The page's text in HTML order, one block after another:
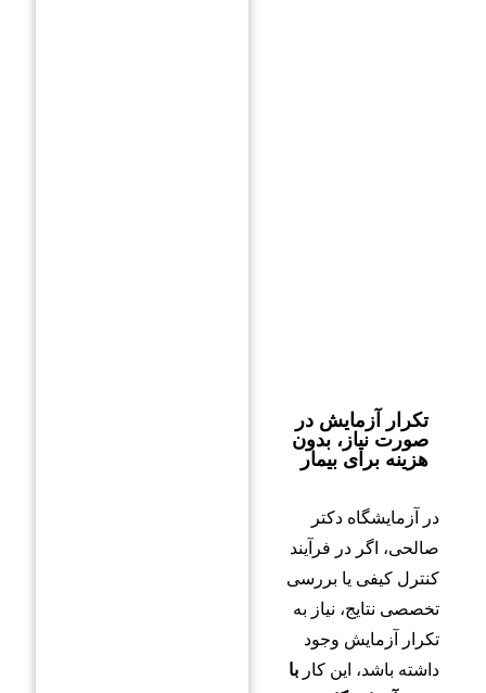
تکرار آزمایش در
صورت نیاز، بدون
هزینه برای بیمار
در آزمایشگاه دکتر
صالحی، اگر در فرآیند
کنترل کیفی یا بررسی
تخصصی نتایج، نیاز به
تکرار آزمایش وجود
داشته باشد، این کار با